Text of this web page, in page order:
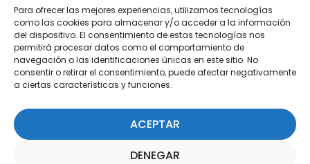
Para ofrecer las mejores experiencias, utilizamos tecnologías
como las cookies para almacenar y/o acceder a la información
del dispositivo. El consentimiento de estas tecnologías nos
permitirá procesar datos como el comportamiento de
navegación o las identificaciones únicas en este sitio. No
consentir o retirar el consentimiento, puede afectar negativamente
a ciertas características y funciones.
ACEPTAR
DENEGAR
Subscribe to our Newsletter
SUBSCRIBE HERE